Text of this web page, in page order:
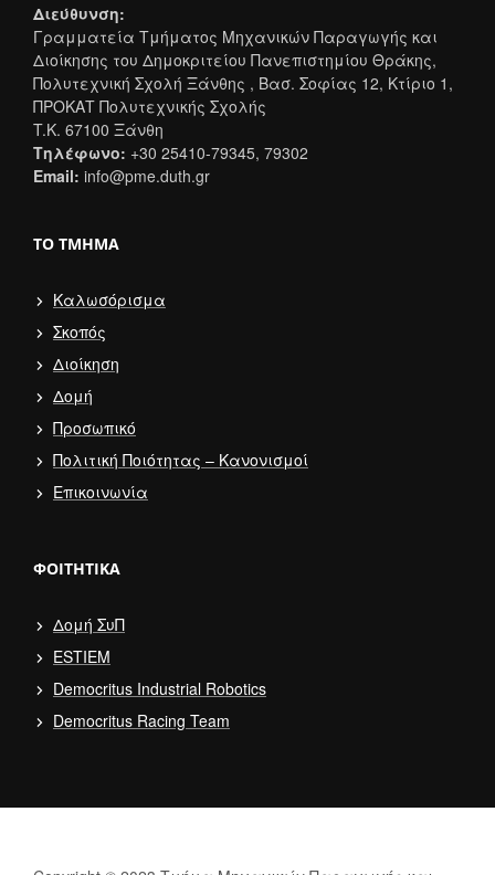
Διεύθυνση:
Γραμματεία Τμήματος Μηχανικών Παραγωγής και
Διοίκησης του Δημοκριτείου Πανεπιστημίου Θράκης,
Πολυτεχνική Σχολή Ξάνθης , Βασ. Σοφίας 12, Κτίριο 1,
ΠΡΟΚΑΤ Πολυτεχνικής Σχολής
T.K. 67100 Ξάνθη
Τηλέφωνο: +30 25410-79345, 79302
Email: info@pme.duth.gr
ΤΟ ΤΜΉΜΑ
Καλωσόρισμα
Σκοπός
Διοίκηση
Δομή
Προσωπικό
Πολιτική Ποιότητας – Κανονισμοί
Επικοινωνία
ΦΟΙΤΗΤΙΚΆ
Δομή ΣυΠ
ESTIEM
Democritus Industrial Robotics
Democritus Racing Team